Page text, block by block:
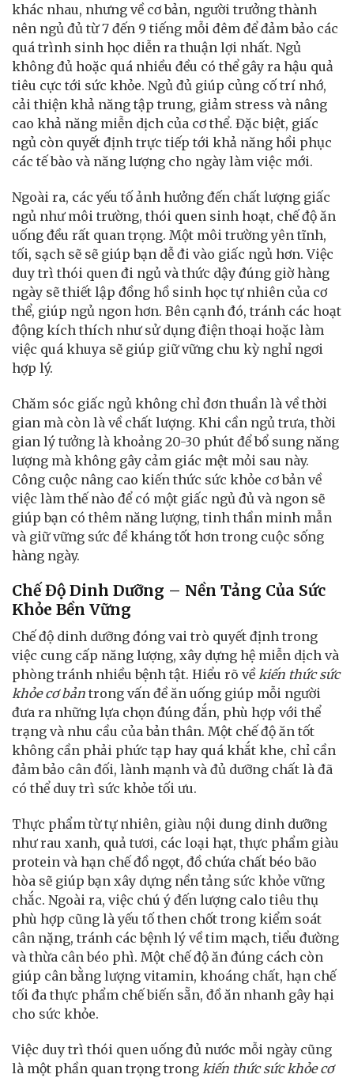
khác nhau, nhưng về cơ bản, người trưởng thành
nên ngủ đủ từ 7 đến 9 tiếng mỗi đêm để đảm bảo các
quá trình sinh học diễn ra thuận lợi nhất. Ngủ
không đủ hoặc quá nhiều đều có thể gây ra hậu quả
tiêu cực tới sức khỏe. Ngủ đủ giúp củng cố trí nhớ,
cải thiện khả năng tập trung, giảm stress và nâng
cao khả năng miễn dịch của cơ thể. Đặc biệt, giấc
ngủ còn quyết định trực tiếp tới khả năng hồi phục
các tế bào và năng lượng cho ngày làm việc mới.
Ngoài ra, các yếu tố ảnh hưởng đến chất lượng giấc
ngủ như môi trường, thói quen sinh hoạt, chế độ ăn
uống đều rất quan trọng. Một môi trường yên tĩnh,
tối, sạch sẽ sẽ giúp bạn dễ đi vào giấc ngủ hơn. Việc
duy trì thói quen đi ngủ và thức dậy đúng giờ hàng
ngày sẽ thiết lập đồng hồ sinh học tự nhiên của cơ
thể, giúp ngủ ngon hơn. Bên cạnh đó, tránh các hoạt
động kích thích như sử dụng điện thoại hoặc làm
việc quá khuya sẽ giúp giữ vững chu kỳ nghỉ ngơi
hợp lý.
Chăm sóc giấc ngủ không chỉ đơn thuần là về thời
gian mà còn là về chất lượng. Khi cần ngủ trưa, thời
gian lý tưởng là khoảng 20-30 phút để bổ sung năng
lượng mà không gây cảm giác mệt mỏi sau này.
Công cuộc nâng cao kiến thức sức khỏe cơ bản về
việc làm thế nào để có một giấc ngủ đủ và ngon sẽ
giúp bạn có thêm năng lượng, tinh thần minh mẫn
và giữ vững sức đề kháng tốt hơn trong cuộc sống
hàng ngày.
Chế Độ Dinh Dưỡng – Nền Tảng Của Sức
Khỏe Bền Vững
Chế độ dinh dưỡng đóng vai trò quyết định trong
việc cung cấp năng lượng, xây dựng hệ miễn dịch và
phòng tránh nhiều bệnh tật. Hiểu rõ về kiến thức sức
khỏe cơ bản trong vấn đề ăn uống giúp mỗi người
đưa ra những lựa chọn đúng đắn, phù hợp với thể
trạng và nhu cầu của bản thân. Một chế độ ăn tốt
không cần phải phức tạp hay quá khắt khe, chỉ cần
đảm bảo cân đối, lành mạnh và đủ dưỡng chất là đã
có thể duy trì sức khỏe tối ưu.
Thực phẩm từ tự nhiên, giàu nội dung dinh dưỡng
như rau xanh, quả tươi, các loại hạt, thực phẩm giàu
protein và hạn chế đồ ngọt, đồ chứa chất béo bão
hòa sẽ giúp bạn xây dựng nền tảng sức khỏe vững
chắc. Ngoài ra, việc chú ý đến lượng calo tiêu thụ
phù hợp cũng là yếu tố then chốt trong kiểm soát
cân nặng, tránh các bệnh lý về tim mạch, tiểu đường
và thừa cân béo phì. Một chế độ ăn đúng cách còn
giúp cân bằng lượng vitamin, khoáng chất, hạn chế
tối đa thực phẩm chế biến sẵn, đồ ăn nhanh gây hại
cho sức khỏe.
Việc duy trì thói quen uống đủ nước mỗi ngày cũng
là một phần quan trọng trong kiến thức sức khỏe cơ